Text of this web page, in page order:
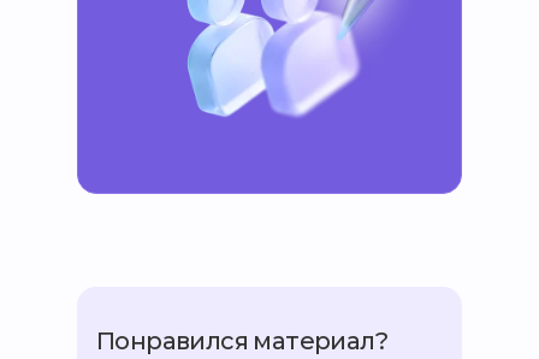
Понравился материал?